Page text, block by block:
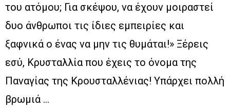
του ατόμου; Για σκέψου, να έχουν μοιραστεί
δυο άνθρωποι τις ίδιες εμπειρίες και
ξαφνικά ο ένας να μην τις θυμάται!» Ξέρεις
εσύ, Κρυσταλλία που έχεις το όνομα της
Παναγίας της Κρουσταλλένιας! Υπάρχει πολλή
βρωμιά …